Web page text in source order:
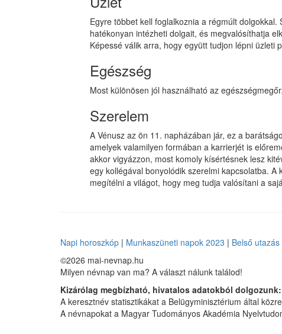
Egyre többet kell foglalkoznia a régmúlt
hatékonyan intézheti dolgait, és megvalósíthatja
Képessé válik arra, hogy együtt tudjon lépni üzleti
Egészség
Most különösen jól használható az
Szerelem
A Vénusz az ön 11. napházában jár, ez a
amelyek valamilyen formában a karrierjét is
akkor vigyázzon, most komoly kísértésnek lesz
egy kollégával bonyolódik szerelmi kapcsolatba.
megítélni a világot, hogy meg tudja valósítani a
Napi horoszkóp | Munkaszüneti napok 2023 | Belső utazás
©2026 mai-nevnap.hu
Milyen névnap van ma? A választ nálunk találod!
Kizárólag megbízható, hivatalos adatokból dolgozunk:
A keresztnév statisztikákat a Belügyminisztérium által
A névnapokat a Magyar Tudományos Akadémia